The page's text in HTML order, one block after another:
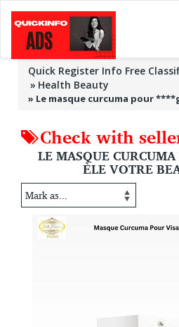
Quick Register Info Free
Health Beauty
» Le masque curcuma pour
Check with
LE MASQUE
ÈLE VOTRE